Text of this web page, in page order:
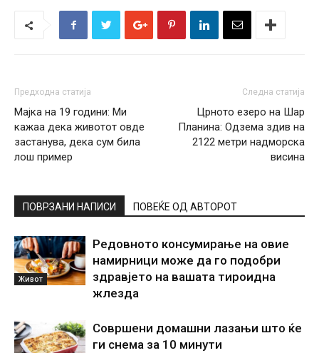
Предходна статија
Мајка на 19 години: Ми
кажаа дека животот овде
застанува, дека сум била
лош пример
Следна статија
Црното езеро на Шар
Планина: Одзема здив на
2122 метри надморска
висина
ПОВРЗАНИ НАПИСИ ПОВЕЌЕ ОД АВТОРОТ
Живот
Редовното консумирање на овие
намирници може да го подобри
здравјето на вашата тироидна
жлезда
Совршени домашни лазањи што ќе
ги снема за 10 минути